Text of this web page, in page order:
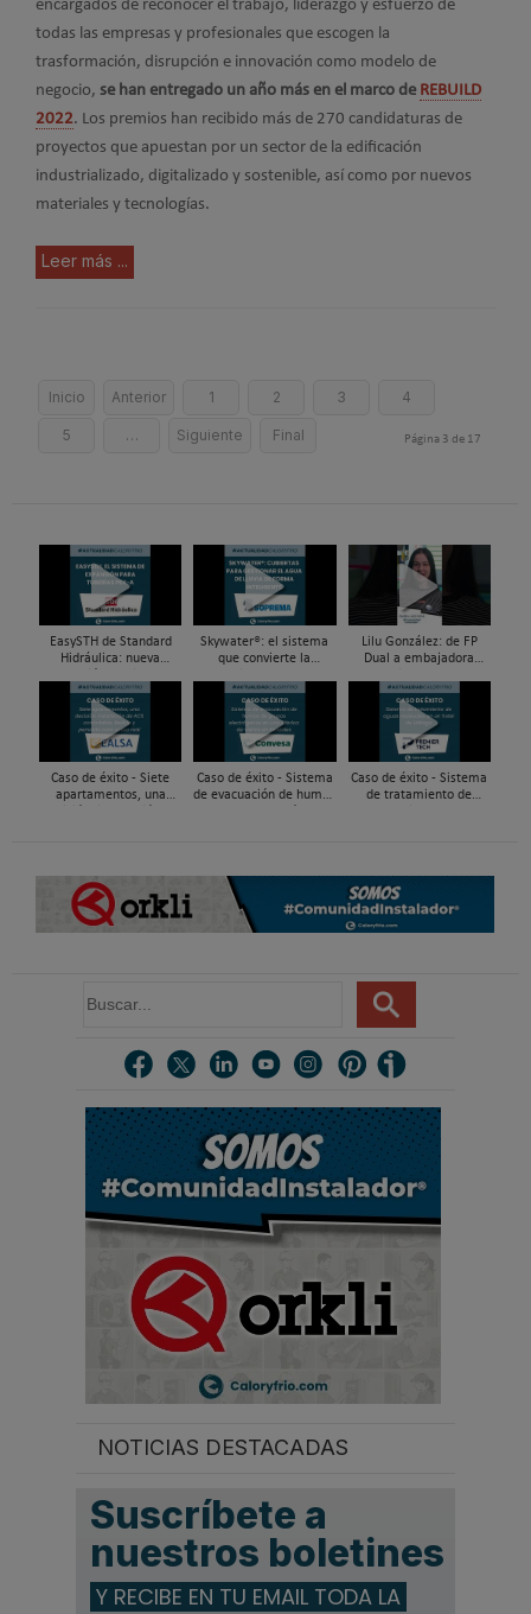
encargados de reconocer el trabajo, liderazgo y esfuerzo de
todas las empresas y profesionales que escogen la
trasformación, disrupción e innovación como modelo de
negocio, se han entregado un año más en el marco de REBUILD
2022. Los premios han recibido más de 270 candidaturas de
proyectos que apuestan por un sector de la edificación
industrializado, digitalizado y sostenible, así como por nuevos
materiales y tecnologías.
Leer más ...
Inicio Anterior 1 2 3 4
5 … Siguiente Final Página 3 de 17
EasySTH de Standard
Hidráulica: nueva
de expansión para
tuberías PEX
Skywater®: el sistema
que convierte la
infraestructura activa de
gestión del agua...
Lilu González: de FP
Dual a embajadora
| Mecatrónica Industrial
Caso de éxito - Siete
apartamentos, una
Caso de éxito - Sistema
de evacuación de humos
Caso de éxito - Sistema
de tratamiento de
u
r
.
NOTICIAS DESTACADAS
Suscríbete a
nuestros boletines
Y RECIBE EN TU EMAIL TODA LA